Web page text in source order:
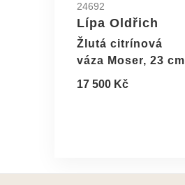
24692
Lípa Oldřich
Žlutá citrínová
váza Moser, 23 cm
17 500 Kč